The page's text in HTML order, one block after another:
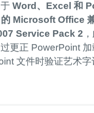
Word、Excel 和
Microsoft Office
Service Pack 2
更正 PowerPoint
文件时验证艺术